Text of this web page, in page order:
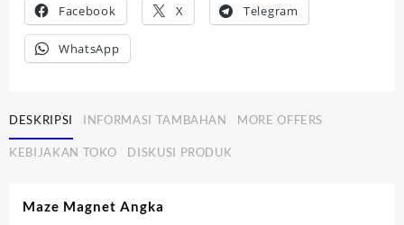
Facebook X Telegram
WhatsApp
DESKRIPSI INFORMASI TAMBAHAN MORE OFFERS
KEBIJAKAN TOKO DISKUSI PRODUK
Maze Magnet Angka